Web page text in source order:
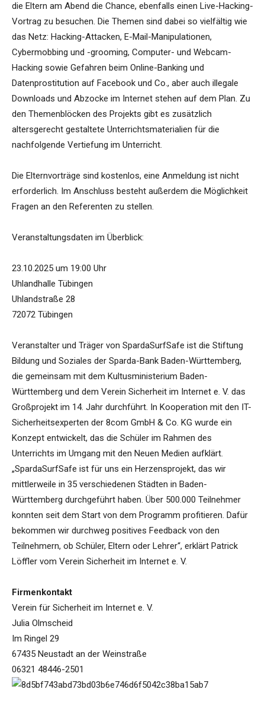
die Eltern am Abend die Chance, ebenfalls einen Live-Hacking-
Vortrag zu besuchen. Die Themen sind dabei so vielfältig wie
das Netz: Hacking-Attacken, E-Mail-Manipulationen,
Cybermobbing und -grooming, Computer- und Webcam-
Hacking sowie Gefahren beim Online-Banking und
Datenprostitution auf Facebook und Co., aber auch illegale
Downloads und Abzocke im Internet stehen auf dem Plan. Zu
den Themenblöcken des Projekts gibt es zusätzlich
altersgerecht gestaltete Unterrichtsmaterialien für die
nachfolgende Vertiefung im Unterricht.
Die Elternvorträge sind kostenlos, eine Anmeldung ist nicht
erforderlich. Im Anschluss besteht außerdem die Möglichkeit
Fragen an den Referenten zu stellen.
Veranstaltungsdaten im Überblick:
23.10.2025 um 19:00 Uhr
Uhlandhalle Tübingen
Uhlandstraße 28
72072 Tübingen
Veranstalter und Träger von SpardaSurfSafe ist die Stiftung
Bildung und Soziales der Sparda-Bank Baden-Württemberg,
die gemeinsam mit dem Kultusministerium Baden-
Württemberg und dem Verein Sicherheit im Internet e. V. das
Großprojekt im 14. Jahr durchführt. In Kooperation mit den IT-
Sicherheitsexperten der 8com GmbH & Co. KG wurde ein
Konzept entwickelt, das die Schüler im Rahmen des
Unterrichts im Umgang mit den Neuen Medien aufklärt.
„SpardaSurfSafe ist für uns ein Herzensprojekt, das wir
mittlerweile in 35 verschiedenen Städten in Baden-
Württemberg durchgeführt haben. Über 500.000 Teilnehmer
konnten seit dem Start von dem Programm profitieren. Dafür
bekommen wir durchweg positives Feedback von den
Teilnehmern, ob Schüler, Eltern oder Lehrer“, erklärt Patrick
Löffler vom Verein Sicherheit im Internet e. V.
Firmenkontakt
Verein für Sicherheit im Internet e. V.
Julia Olmscheid
Im Ringel 29
67435 Neustadt an der Weinstraße
06321 48446-2501